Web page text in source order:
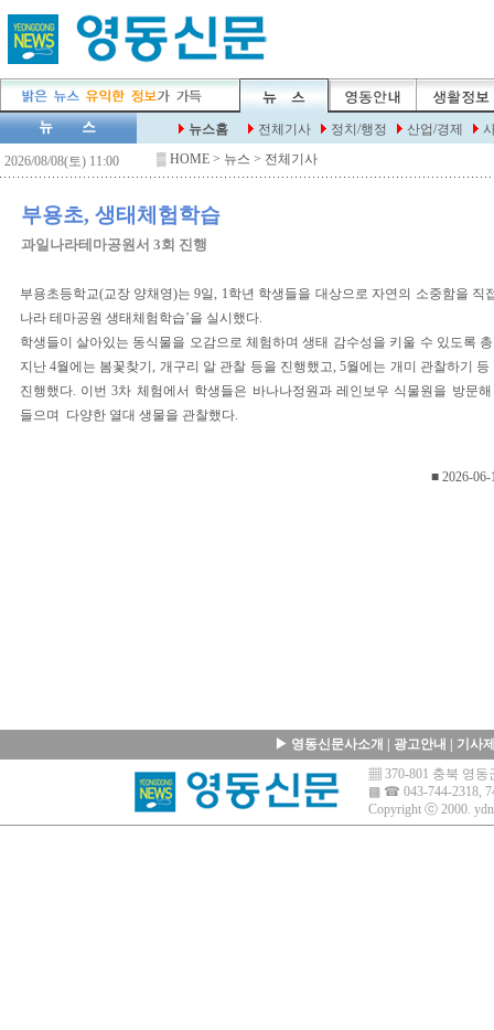
▒ HOME > 뉴스 > 전체기사
부용초, 생태체험학습
과일나라테마공원서 3회 진행
부용초등학교(교장 양채영)는 9일, 1학년 학생들을 대상으로 자연의 소중함을 직
나라 테마공원 생태체험학습’을 실시했다.
학생들이 살아있는 동식물을 오감으로 체험하며 생태 감수성을 키울 수 있도록
지난 4월에는 봄꽃찾기, 개구리 알 관찰 등을 진행했고, 5월에는 개미 관찰하기
진행했다. 이번 3차 체험에서 학생들은 바나나정원과 레인보우 식물원을 방문
들으며 다양한 열대 생물을 관찰했다.
■ 2026-
▶ 영동신문사소개 광고안내
기사
▦ 370-801 충북 영
▩ ☎ 043-744-2318,
Copyright ⓒ 2000.